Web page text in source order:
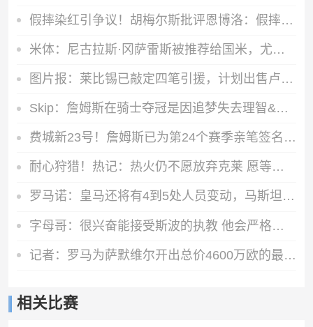
假摔染红引争议！胡梅尔斯批评恩博洛：假摔太疯狂了，完全没必要
米体：尼古拉斯·冈萨雷斯被推荐给国米，尤文要价不低于2700万欧
图片报：莱比锡已敲定四笔引援，计划出售卢克巴、费尔梅伦等球员
Skip：詹姆斯在骑士夺冠是因追梦失去理智&欧文抢七大心脏进球
费城新23号！詹姆斯已为第24个赛季亲笔签名首张76人形象球星卡
耐心狩猎！热记：热火仍不愿放弃克莱 愿等其买断用中产特例签约
罗马诺：皇马还将有4到5处人员变动，马斯坦托诺可能被外租
字母哥：很兴奋能接受斯波的执教 他会严格要求&激发我最好的一面
记者：罗马为萨默维尔开出总价4600万欧的最终报价，多年分期付款
相关比赛